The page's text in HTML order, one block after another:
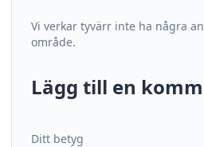
Vi verkar tyvärr inte ha några
område.
Lägg till en
Ditt betyg